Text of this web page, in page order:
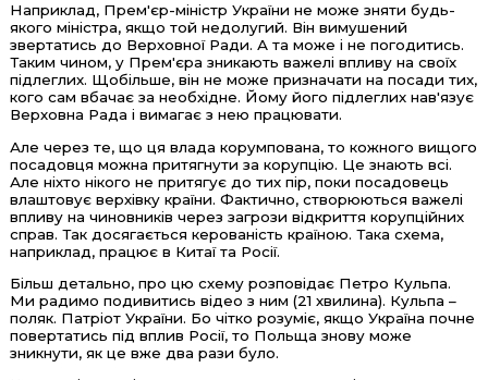
Наприклад, Прем'єр-міністр України не може зняти будь-
якого міністра, якщо той недолугий. Він вимушений
звертатись до Верховної Ради. А та може і не погодитись.
Таким чином, у Прем'єра зникають важелі впливу на своїх
підлеглих. Щобільше, він не може призначати на посади тих,
кого сам вбачає за необхідне. Йому його підлеглих нав'язує
Верховна Рада і вимагає з нею працювати.
Але через те, що ця влада корумпована, то кожного вищого
посадовця можна притягнути за корупцію. Це знають всі.
Але ніхто нікого не притягує до тих пір, поки посадовець
влаштовує верхівку країни. Фактично, створюються важелі
впливу на чиновників через загрози відкриття корупційних
справ. Так досягається керованість країною. Така схема,
наприклад, працює в Китаї та Росії.
Більш детально, про цю схему розповідає Петро Кульпа.
Ми радимо подивитись відео з ним (21 хвилина). Кульпа –
поляк. Патріот України. Бо чітко розуміє, якщо Україна почне
повертатись під вплив Росії, то Польща знову може
зникнути, як це вже два рази було.